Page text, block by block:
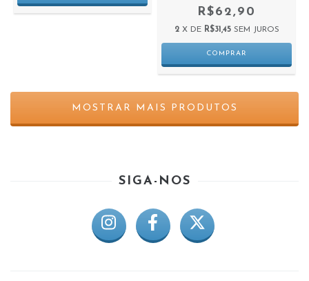
R$62,90
2 X DE R$31,45 SEM JUROS
MOSTRAR MAIS PRODUTOS
SIGA-NOS